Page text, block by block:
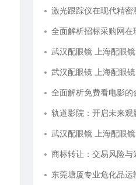
武汉配眼镜 上海配眼镜
武汉配眼镜 上海配眼镜
轨道影院：开启未来观
武汉配眼镜 上海配眼镜
商标转让：交易风险与